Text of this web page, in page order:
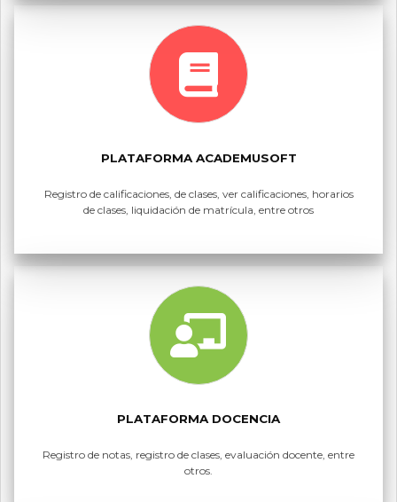
PLATAFORMA ACADEMUSOFT
Registro de calificaciones, de clases, ver calificaciones, horarios
de clases, liquidación de matrícula, entre otros
PLATAFORMA DOCENCIA
Registro de notas, registro de clases, evaluación docente, entre
otros.